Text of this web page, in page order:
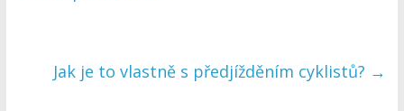
Jak je to vlastně s předjížděním cyklistů? →